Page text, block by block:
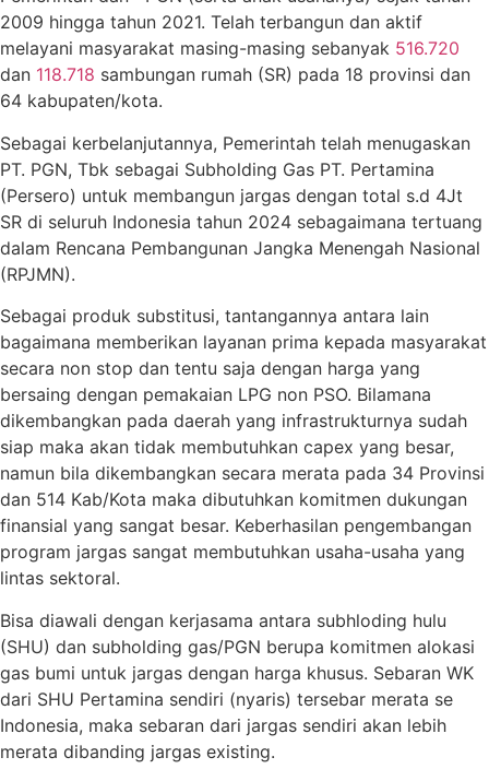
2009 hingga tahun 2021. Telah terbangun dan aktif
melayani masyarakat masing-masing sebanyak 516.720
dan 118.718 sambungan rumah (SR) pada 18 provinsi dan
64 kabupaten/kota.
Sebagai kerbelanjutannya, Pemerintah telah menugaskan
PT. PGN, Tbk sebagai Subholding Gas PT. Pertamina
(Persero) untuk membangun jargas dengan total s.d 4Jt
SR di seluruh Indonesia tahun 2024 sebagaimana tertuang
dalam Rencana Pembangunan Jangka Menengah Nasional
(RPJMN).
Sebagai produk substitusi, tantangannya antara lain
bagaimana memberikan layanan prima kepada masyarakat
secara non stop dan tentu saja dengan harga yang
bersaing dengan pemakaian LPG non PSO. Bilamana
dikembangkan pada daerah yang infrastrukturnya sudah
siap maka akan tidak membutuhkan capex yang besar,
namun bila dikembangkan secara merata pada 34 Provinsi
dan 514 Kab/Kota maka dibutuhkan komitmen dukungan
finansial yang sangat besar. Keberhasilan pengembangan
program jargas sangat membutuhkan usaha-usaha yang
lintas sektoral.
Bisa diawali dengan kerjasama antara subhloding hulu
(SHU) dan subholding gas/PGN berupa komitmen alokasi
gas bumi untuk jargas dengan harga khusus. Sebaran WK
dari SHU Pertamina sendiri (nyaris) tersebar merata se
Indonesia, maka sebaran dari jargas sendiri akan lebih
merata dibanding jargas existing.